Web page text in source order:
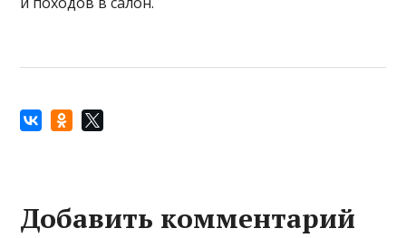
Добавить комментарий